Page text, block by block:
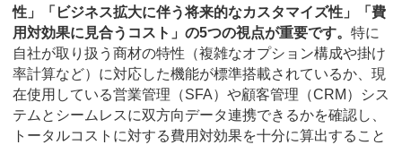
性」「ビジネス拡大に伴う将来的なカスタマイズ性」「費
用対効果に見合うコスト」の5つの視点が重要です。 特に
自社が取り扱う商材の特性（複雑なオプション構成や掛け
率計算など）に対応した機能が標準搭載されているか、現
在使用している営業管理（SFA）や顧客管理（CRM）シス
テムとシームレスに双方向データ連携できるかを確認し、
トータルコストに対する費用対効果を十分に算出すること